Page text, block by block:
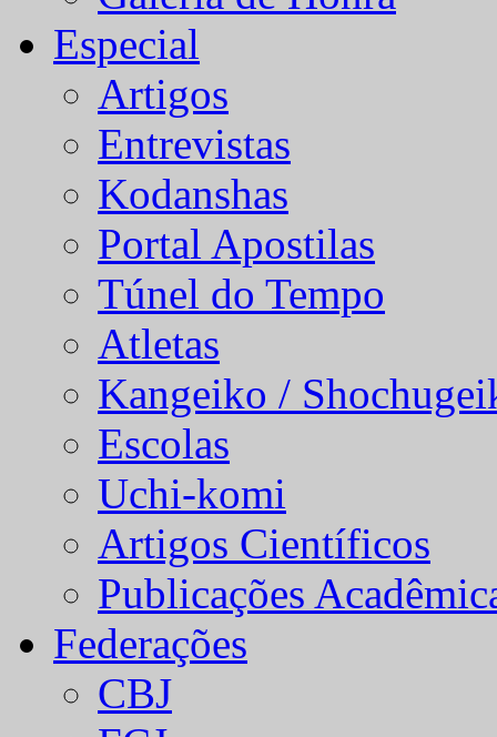
Especial
Artigos
Entrevistas
Kodanshas
Portal Apostilas
Túnel do Tempo
Atletas
Kangeiko /
Escolas
Uchi-komi
Artigos Científicos
Publicações
Federações
CBJ